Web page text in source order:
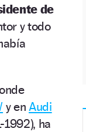
de
y todo
y en Audi
ha